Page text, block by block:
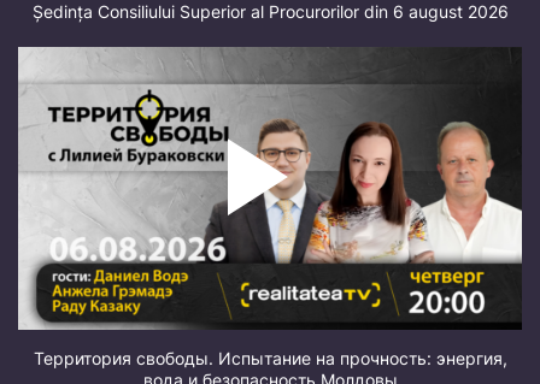
Ședința Consiliului Superior al Procurorilor din 6 august 2026
Территория свободы. Испытание на прочность: энергия,